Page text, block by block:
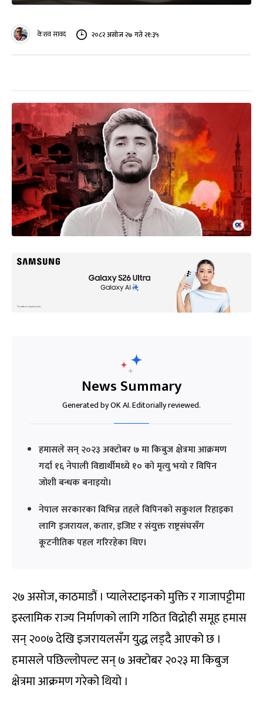
केशव सावद २०८२ असोज २७ गते २१:३५
News Summary
Generated by OK AI. Editorially reviewed.
हमासले सन् २०२३ अक्टोबर ७ मा किबुज क्षेत्रमा आक्रमण
गर्दा १६ नेपाली विद्यार्थीमध्ये १० को मृत्यु भयो र विपिन
जोशी बन्धक बनाइयो।
नेपाल सरकारका विभिन्न तहले विपिनको सकुशल रिहाइका
लागि इजरायल, कतार, इजिप्ट र संयुक्त राष्ट्रसंघसँग
कूटनीतिक पहल गरिरहेका थिए।
२७ असोज, काठमाडौं । प्यालेस्टाइनको मुक्ति र गाजापट्टीमा
इस्लामिक राज्य निर्माणको लागि गठित विद्रोही समूह हमास
सन् २००७ देखि इजरायलसँग युद्ध लड्दै आएको छ ।
हमासले पछिल्लोपल्ट सन् ७ अक्टोबर २०२३ मा किबुज
क्षेत्रमा आक्रमण गरेको थियो ।